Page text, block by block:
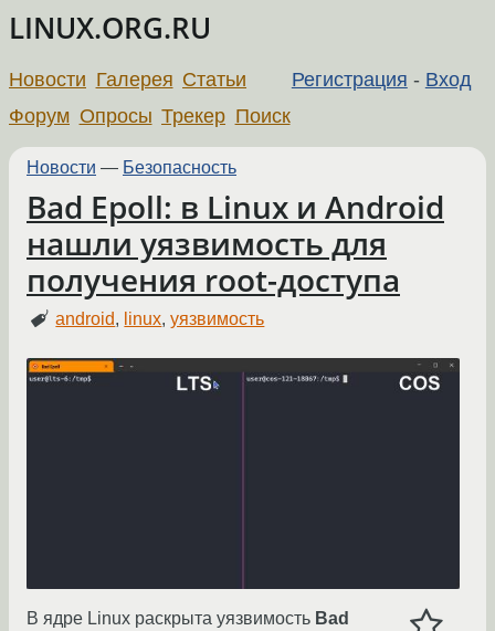
LINUX.ORG.RU
Регистрация - Вход
Новости Галерея Статьи
Форум Опросы Трекер Поиск
Новости — Безопасность
Bad Epoll: в Linux и Android
нашли уязвимость для
получения root-доступа
android, linux,уязвимость
В ядре Linux раскрыта уязвимость Bad